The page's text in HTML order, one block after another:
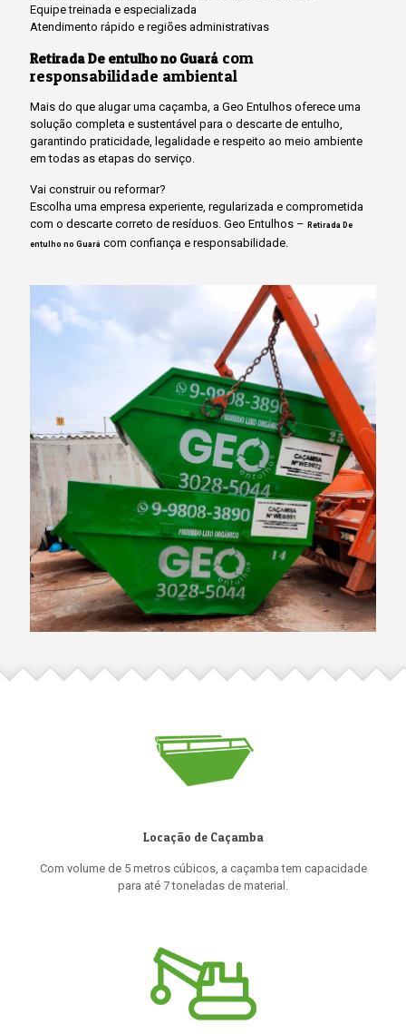
Equipe treinada e especializada
Atendimento rápido e regiões administrativas
Retirada De entulho no Guará com
responsabilidade ambiental
Mais do que alugar uma caçamba, a Geo Entulhos oferece uma
solução completa e sustentável para o descarte de entulho,
garantindo praticidade, legalidade e respeito ao meio ambiente
em todas as etapas do serviço.
Vai construir ou reformar?
Escolha uma empresa experiente, regularizada e comprometida
com o descarte correto de resíduos. Geo Entulhos – Retirada De
entulho no Guará com confiança e responsabilidade.
Locação de Caçamba
Com volume de 5 metros cúbicos, a caçamba tem capacidade
para até 7 toneladas de material.